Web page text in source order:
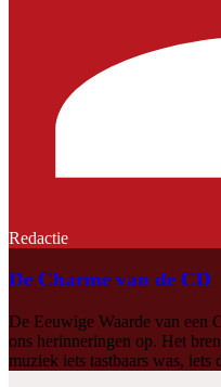
Redactie
De Charme van de CD
De Eeuwige Waarde van een
ons herinneringen op. Het
muziek iets tastbaars was,